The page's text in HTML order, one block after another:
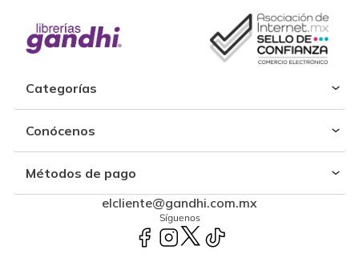
Categorías
Conócenos
Métodos de pago
elcliente@gandhi.com.mx
Síguenos